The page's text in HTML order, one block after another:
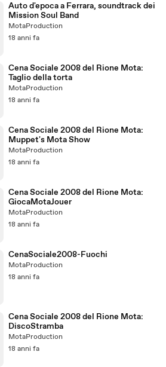
Auto d'epoca a Ferrara, soundtrack dei
Mission Soul Band
MotaProduction
18 anni fa
Cena Sociale 2008 del Rione Mota:
Taglio della torta
MotaProduction
18 anni fa
Cena Sociale 2008 del Rione Mota:
Muppet's Mota Show
MotaProduction
18 anni fa
Cena Sociale 2008 del Rione Mota:
GiocaMotaJouer
MotaProduction
18 anni fa
CenaSociale2008-Fuochi
MotaProduction
18 anni fa
Cena Sociale 2008 del Rione Mota:
DiscoStramba
MotaProduction
18 anni fa